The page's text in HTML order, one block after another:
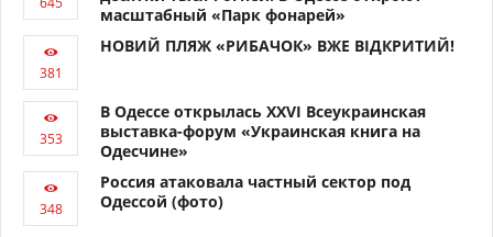
масштабный «Парк фонарей»
НОВИЙ ПЛЯЖ «РИБАЧОК» ВЖЕ ВІДКРИТИЙ!
В Одессе открылась XXVI Всеукраинская
выставка-форум «Украинская книга на
Одесчине»
Россия атаковала частный сектор под
Одессой (фото)